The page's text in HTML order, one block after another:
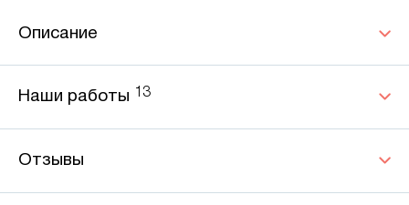
Описание
Наши работы 13
Отзывы